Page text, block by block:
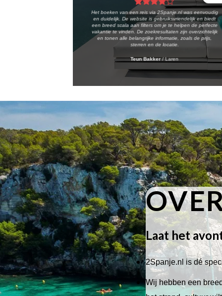
Het boeken van een reis via 2Spanje.nl was eenvoudig
en duidelijk. De website is gebruiksvriendelijk en biedt
een breed scala aan filters om je te helpen de perfecte
vakantie te vinden. De zoekresultaten zijn overzichtelijk
en tonen alle belangrijke informatie, zoals de prijs,
sterren en de locatie.
Teun Bakker /Laren
Laat het
2Spanje.nl is dé
Wij hebben een